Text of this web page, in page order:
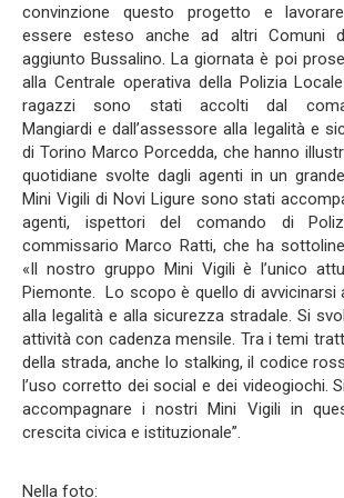
convinzione questo progetto e
essere esteso anche ad altri Comuni
aggiunto Bussalino. La giornata è poi
alla Centrale operativa della Polizia
ragazzi sono stati accolti dal
Mangiardi e dall’assessore alla legalità e
di Torino Marco Porcedda, che hanno
quotidiane svolte dagli agenti in un
Mini Vigili di Novi Ligure sono stati
agenti, ispettori del comando di
commissario Marco Ratti, che ha
«Il nostro gruppo Mini Vigili è l’unico
Piemonte. Lo scopo è quello di avvicinarsi
alla legalità e alla sicurezza stradale. Si
attività con cadenza mensile. Tra i temi
della strada, anche lo stalking, il codice
l’uso corretto dei social e dei videogiochi.
accompagnare i nostri Mini Vigili in
crescita civica e istituzionale”.
Nella foto: